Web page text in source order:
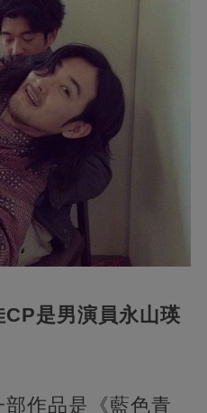
是男演員永山瑛
作品是《藍色青